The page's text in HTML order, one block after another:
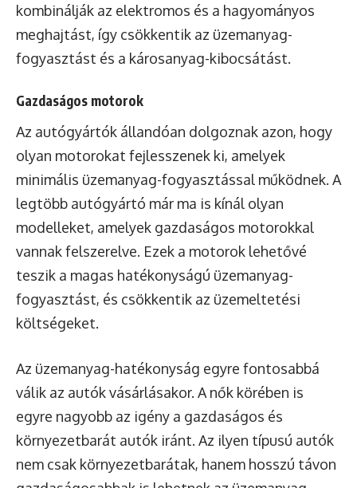
kombinálják az elektromos és a hagyományos
meghajtást, így csökkentik az üzemanyag-
fogyasztást és a károsanyag-kibocsátást.
Gazdaságos motorok
Az autógyártók állandóan dolgoznak azon, hogy
olyan motorokat fejlesszenek ki, amelyek
minimális üzemanyag-fogyasztással működnek. A
legtöbb autógyártó már ma is kínál olyan
modelleket, amelyek gazdaságos motorokkal
vannak felszerelve. Ezek a motorok lehetővé
teszik a magas hatékonyságú üzemanyag-
fogyasztást, és csökkentik az üzemeltetési
költségeket.
Az üzemanyag-hatékonyság egyre fontosabbá
válik az autók vásárlásakor. A nők körében is
egyre nagyobb az igény a gazdaságos és
környezetbarát autók iránt. Az ilyen típusú autók
nem csak környezetbarátak, hanem hosszú távon